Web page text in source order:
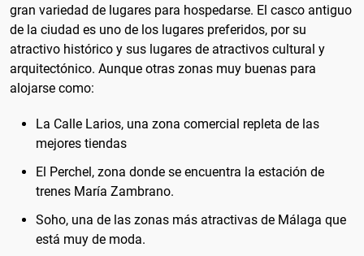
gran variedad de lugares para hospedarse. El casco antiguo
de la ciudad es uno de los lugares preferidos, por su
atractivo histórico y sus lugares de atractivos cultural y
arquitectónico. Aunque otras zonas muy buenas para
alojarse como:
La Calle Larios, una zona comercial repleta de las
mejores tiendas
El Perchel, zona donde se encuentra la estación de
trenes María Zambrano.
Soho, una de las zonas más atractivas de Málaga que
está muy de moda.